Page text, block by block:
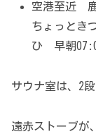
空港至近
ちょっとき
ひ 早朝
サウナ室は、2段
遠赤ストーブが